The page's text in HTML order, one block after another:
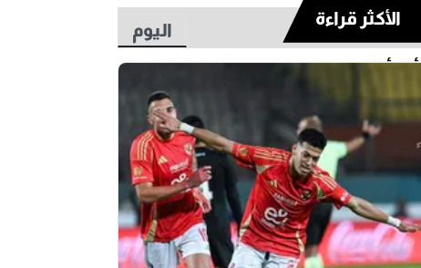
الأكثر قراءة
اليوم
أخر أسبوع